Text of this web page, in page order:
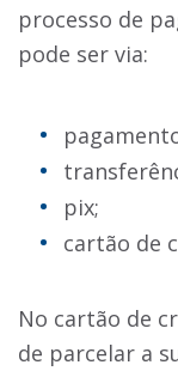
processo de
pode ser via:
pix;
cartão de
No cartão de
de parcelar a